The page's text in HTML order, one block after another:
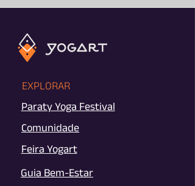
EXPLORAR
Paraty Yoga Festival
Comunidade
Feira Yogart
Guia Bem-Estar